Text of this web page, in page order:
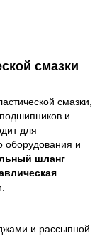
смазки
смазки,
и
для
оборудования и
шланг
и рассыпной